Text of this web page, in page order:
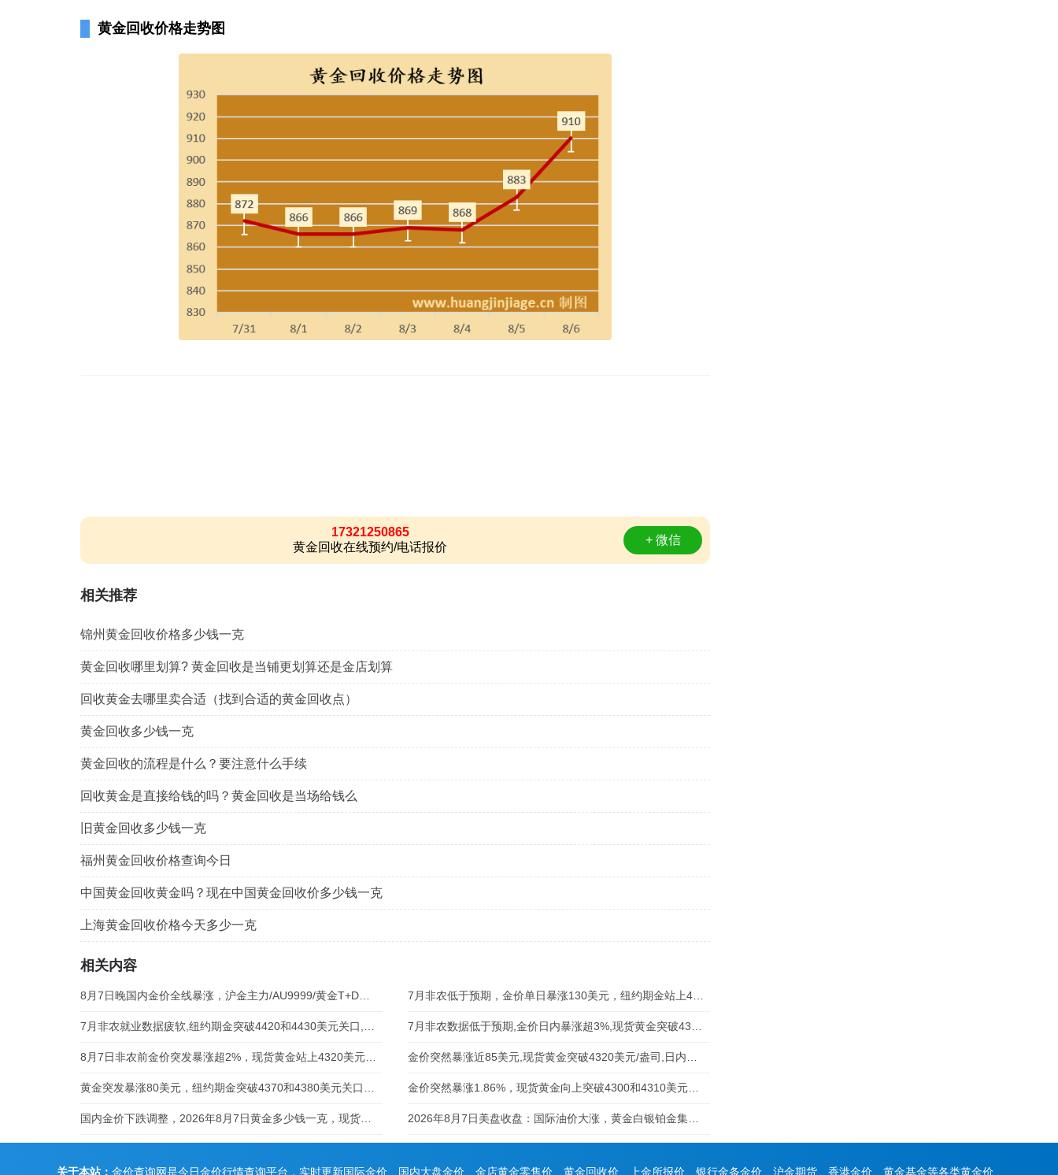
黄金回收价格走势图
17321250865
黄金回收在线预约/电话报价
+ 微信
相关推荐
锦州黄金回收价格多少钱一克
黄金回收哪里划算? 黄金回收是当铺更划算还是金店划算
回收黄金去哪里卖合适（找到合适的黄金回收点）
黄金回收多少钱一克
黄金回收的流程是什么？要注意什么手续
回收黄金是直接给钱的吗？黄金回收是当场给钱么
旧黄金回收多少钱一克
福州黄金回收价格查询今日
中国黄金回收黄金吗？现在中国黄金回收价多少钱一克
上海黄金回收价格今天多少一克
相关内容
8月7日晚国内金价全线暴涨，沪金主力/AU9999/黄金T+D突破940元，黄金回收涨至930元/克 7月非农低于预期，金价单日暴涨130美元，纽约期金站上4430美元，现货黄金突破4370美元
7月非农就业数据疲软,纽约期金突破4420和4430美元关口,日内涨幅扩大至3% 7月非农数据低于预期,金价日内暴涨超3%,现货黄金突破4350、4360和4370美元关口
8月7日非农前金价突发暴涨超2%，现货黄金站上4320美元，纽约期金突破4380美元 金价突然暴涨近85美元,现货黄金突破4320美元/盎司,日内涨幅扩大至1.97%
黄金突发暴涨80美元，纽约期金突破4370和4380美元关口，日内涨幅扩大至1.83% 金价突然暴涨1.86%，现货黄金向上突破4300和4310美元关口
国内金价下跌调整，2026年8月7日黄金多少钱一克，现货、金店及黄金回收价格查询 2026年8月7日美盘收盘：国际油价大涨，黄金白银铂金集体下跌
关于本站： 金价查询网是今日金价行情查询平台，实时更新国际金价、国内大盘金价、金店黄金零售价、黄金回收价、上金所报价、银行金条金价、沪金期货、香港金价、黄金基金等各类黄金价